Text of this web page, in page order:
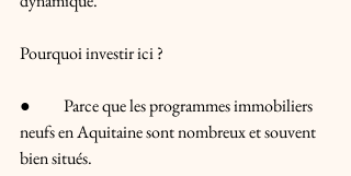
Pourquoi investir ici ?
●	Parce que les programmes immobiliers
neufs en Aquitaine sont nombreux et souvent
bien situés.